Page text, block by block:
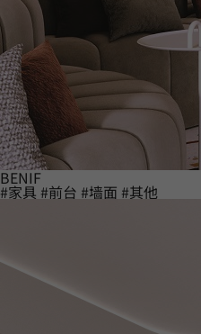
BENIF
#家具 #前台 #墙面 #其他